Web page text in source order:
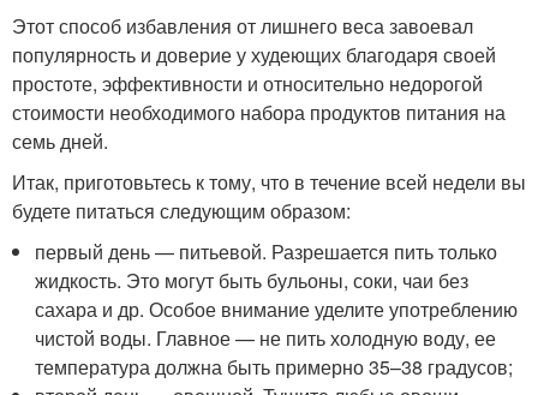
Этот способ избавления от лишнего веса завоевал
популярность и доверие у худеющих благодаря своей
простоте, эффективности и относительно недорогой
стоимости необходимого набора продуктов питания на
семь дней.
Итак, приготовьтесь к тому, что в течение всей недели вы
будете питаться следующим образом:
первый день — питьевой. Разрешается пить только
жидкость. Это могут быть бульоны, соки, чаи без
сахара и др. Особое внимание уделите употреблению
чистой воды. Главное — не пить холодную воду, ее
температура должна быть примерно 35–38 градусов;